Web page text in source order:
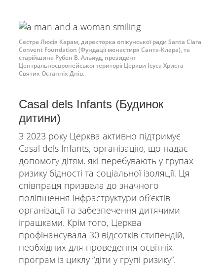
Сестра Люсія Карам, директорка опікунської ради Santa Clara
Convent Foundation (Фундації монастиря Санта-Клара), та
старійшина Рубен В. Альяуд, президент
Центральноєвропейської території Церкви Ісуса Христа
Святих Останніх Днів.
Casal dels Infants (Будинок
дитини)
З 2023 року Церква активно підтримує
Casal dels Infants, організацію, що надає
допомогу дітям, які перебувають у групах
ризику бідності та соціальної ізоляції. Ця
співпраця призвела до значного
поліпшення інфраструктури обʼєктів
організації та забезпечення дитячими
іграшками. Крім того, Церква
профінансувала 30 відсотків стипендій,
необхідних для проведення освітніх
програм із циклу “діти у групі ризику”.